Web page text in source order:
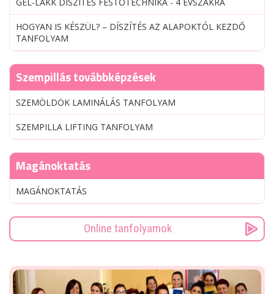
GÉL-LAKK DÍSZÍTÉS FESTŐTECHNIKA - 4 ÉVSZAKRA
HOGYAN IS KÉSZÜL? – DÍSZÍTÉS AZ ALAPOKTÓL KEZDŐ
TANFOLYAM
Szempillás továbbképzések
SZEMÖLDÖK LAMINÁLÁS TANFOLYAM
SZEMPILLA LIFTING TANFOLYAM
Magánoktatás
MAGÁNOKTATÁS
Online tanfolyamok